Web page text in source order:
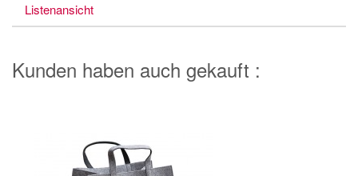
Listenansicht
Kunden haben auch gekauft :